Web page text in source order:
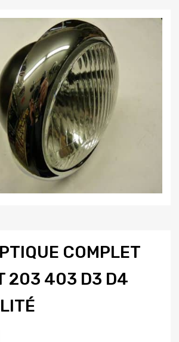
COMPLET
203 403 D3 D4